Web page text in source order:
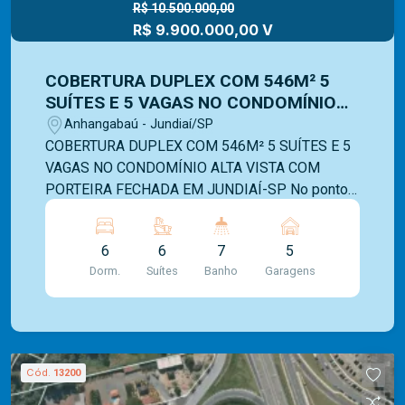
R$ 10.500.000,00
R$ 9.900.000,00 V
COBERTURA DUPLEX COM 546M² 5
SUÍTES E 5 VAGAS NO CONDOMÍNIO
ALTA VISTA COM PORTEIRA FECHADA
EM JUNDIAÍ-SP
Anhangabaú - Jundiaí/SP
COBERTURA DUPLEX COM 546M² 5 SUÍTES E 5
VAGAS NO CONDOMÍNIO ALTA VISTA COM
PORTEIRA FECHADA EM JUNDIAÍ-SP No ponto
mais elevado de um dos endereços mais
desejados de Jundiaí, esta cobertura duplex no
Alta Vista representa a convergência perfeita
entre arquitetura contemporânea, privacidade
absoluta e sofisticação atemporal. Trata-se
exclusividade e diferenciais raramente
encontrados em um único imóvel. Com 546 m² de
6
Dorm.
6
Suítes
7
Banho
5
Garagens
Cód. 13200